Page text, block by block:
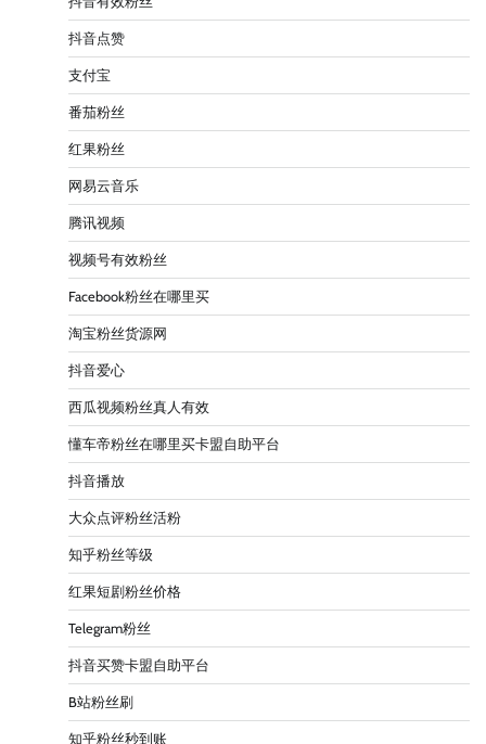
抖音点赞
支付宝
番茄粉丝
红果粉丝
网易云音乐
腾讯视频
视频号有效粉丝
Facebook粉丝在哪里买
淘宝粉丝货源网
抖音爱心
西瓜视频粉丝真人有效
懂车帝粉丝在哪里买卡盟自助平台
抖音播放
大众点评粉丝活粉
知乎粉丝等级
红果短剧粉丝价格
Telegram粉丝
抖音买赞卡盟自助平台
B站粉丝刷
知乎粉丝秒到账